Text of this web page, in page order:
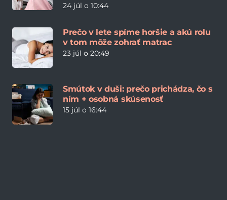
24 júl o 10:44
Prečo v lete spíme horšie a akú rolu
v tom môže zohrať matrac
23 júl o 20:49
Smútok v duši: prečo prichádza, čo s
ním + osobná skúsenosť
15 júl o 16:44